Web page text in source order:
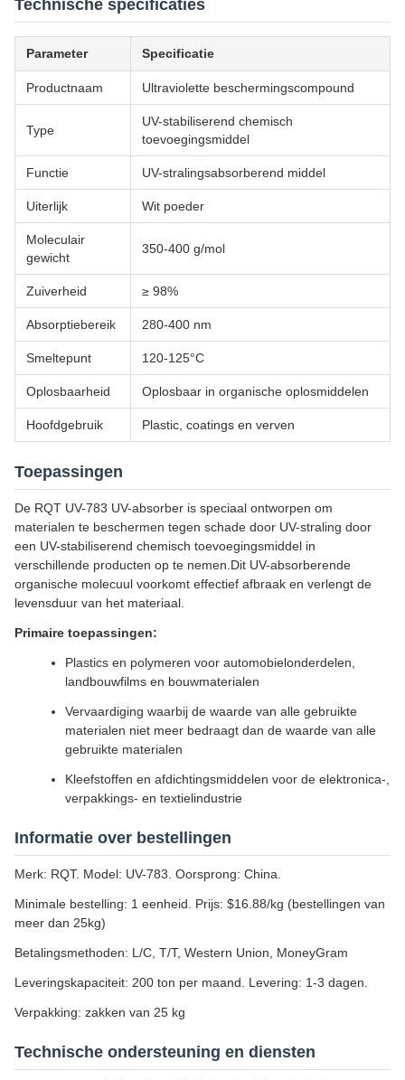
Technische specificaties
Parameter Specificatie
Productnaam Ultraviolette beschermingscompound
Type
UV-stabiliserend chemisch
toevoegingsmiddel
Functie UV-stralingsabsorberend middel
Uiterlijk Wit poeder
Moleculair
gewicht
350-400 g/mol
Zuiverheid ≥ 98%
Absorptiebereik 280-400 nm
Smeltepunt 120-125°C
Oplosbaarheid Oplosbaar in organische oplosmiddelen
Hoofdgebruik Plastic, coatings en verven
Toepassingen
De RQT UV-783 UV-absorber is speciaal ontworpen om
materialen te beschermen tegen schade door UV-straling door
een UV-stabiliserend chemisch toevoegingsmiddel in
verschillende producten op te nemen.Dit UV-absorberende
organische molecuul voorkomt effectief afbraak en verlengt de
levensduur van het materiaal.
Primaire toepassingen:
Plastics en polymeren voor automobielonderdelen,
landbouwfilms en bouwmaterialen
Vervaardiging waarbij de waarde van alle gebruikte
materialen niet meer bedraagt dan de waarde van alle
gebruikte materialen
Kleefstoffen en afdichtingsmiddelen voor de elektronica-,
verpakkings- en textielindustrie
Informatie over bestellingen
Merk: RQT. Model: UV-783. Oorsprong: China.
Minimale bestelling: 1 eenheid. Prijs: $16.88/kg (bestellingen van
meer dan 25kg)
Betalingsmethoden: L/C, T/T, Western Union, MoneyGram
Leveringskapaciteit: 200 ton per maand. Levering: 1-3 dagen.
Verpakking: zakken van 25 kg
Technische ondersteuning en diensten